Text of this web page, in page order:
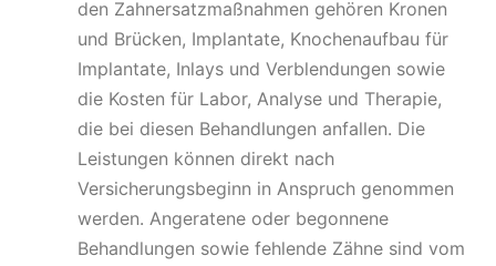
den Zahnersatzmaßnahmen gehören Kronen
und Brücken, Implantate, Knochenaufbau für
Implantate, Inlays und Verblendungen sowie
die Kosten für Labor, Analyse und Therapie,
die bei diesen Behandlungen anfallen. Die
Leistungen können direkt nach
Versicherungsbeginn in Anspruch genommen
werden. Angeratene oder begonnene
Behandlungen sowie fehlende Zähne sind vom